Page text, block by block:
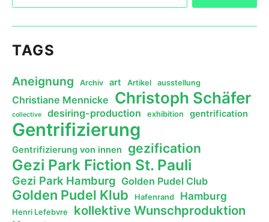
TAGS
Aneignung Archiv art Artikel ausstellung
Christiane Mennicke Christoph Schäfer
collective desiring-production exhibition gentrification
Gentrifizierung
Gentrifizierung von innen gezification
Gezi Park Fiction St. Pauli
Gezi Park Hamburg Golden Pudel Club
Golden Pudel Klub Hafenrand Hamburg
Henri Lefebvre kollektive Wunschproduktion